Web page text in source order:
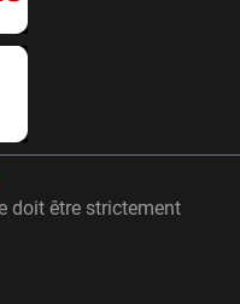
doit être strictement